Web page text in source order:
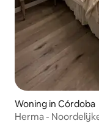
Woning in Córdoba
Herma -